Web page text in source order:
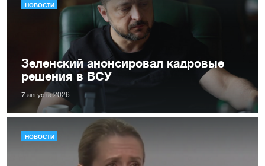
НОВОСТИ
Зеленский анонсировал кадровые
решения в ВСУ
7 августа 2026
НОВОСТИ